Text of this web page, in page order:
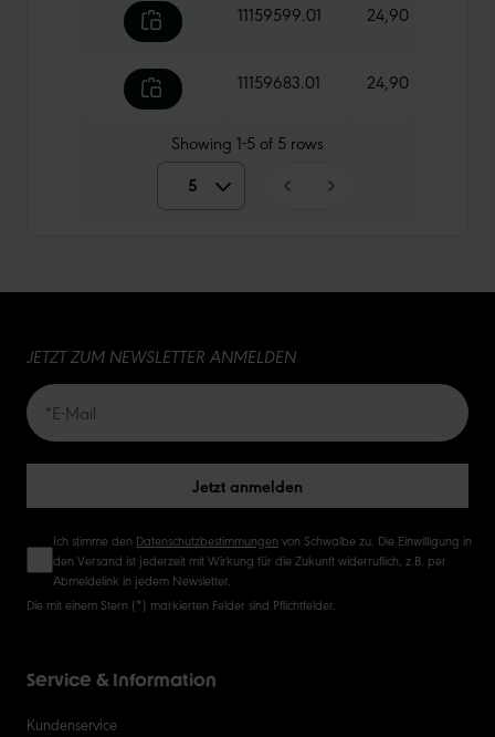
11159599.01 24,90 €
11159683.01 24,90 €
Showing 1-5of 5 rows
5 5
20
JETZT ZUM NEWSLETTER ANMELDEN
Jetzt anmelden
Ich stimme den Datenschutzbestimmungen von Schwalbe zu. Die Einwilligung in
den Versand ist jederzeit mit Wirkung für die Zukunft widerruflich, z.B. per
Abmeldelink in jedem Newsletter.
Die mit einem Stern (*) markierten Felder sind Pflichtfelder.
Service & Information
Kundenservice